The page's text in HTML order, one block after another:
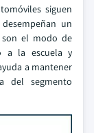
siguen
un
son el modo de
a la escuela y
a mantener
del segmento